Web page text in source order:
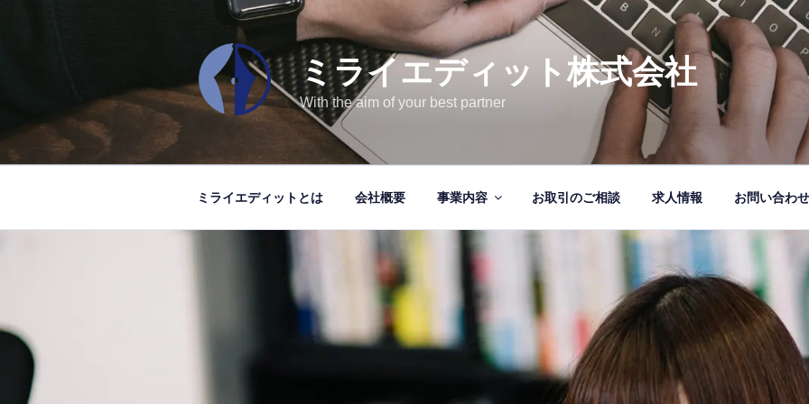
ミライエディット株式会社
With the aim of your best partner
ミライエディットとは 会社概要 事業内容 お取引のご相談 求人情報 お問い合わ